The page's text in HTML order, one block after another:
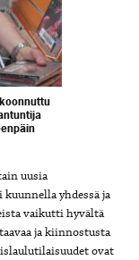
uusia
yhdessä ja
vaikutti hyvältä
ja kiinnostusta
ovat